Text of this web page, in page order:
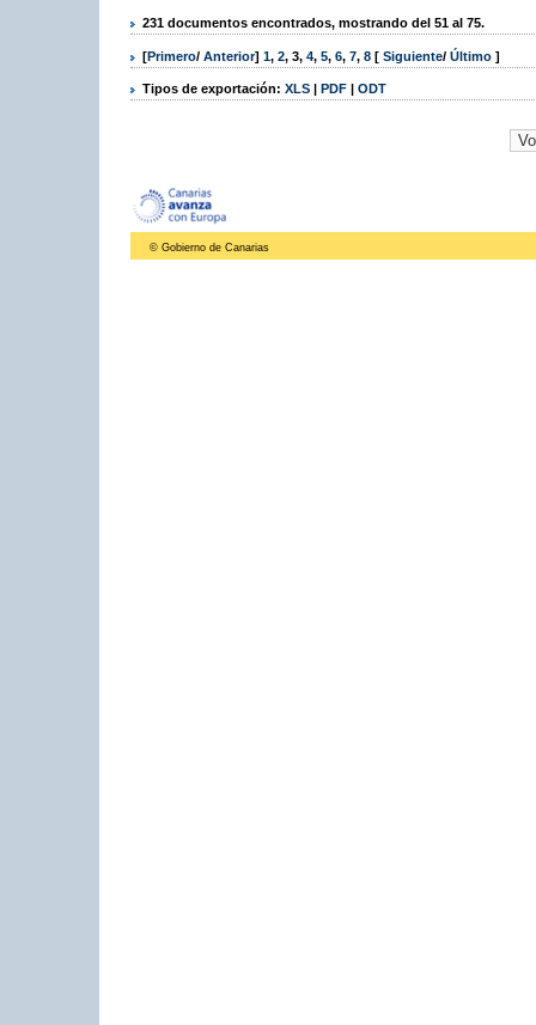
231 documentos encontrados, mostrando del 51 al 75.
[Primero/ Anterior] 1, 2, 3, 4, 5, 6, 7, 8 [ Siguiente/ Último ]
Tipos de exportación: XLS | PDF | ODT
© Gobierno de Canarias